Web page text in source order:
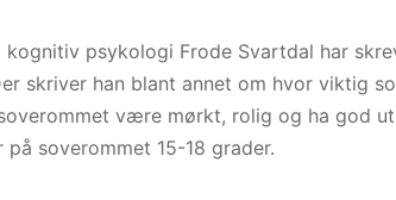
kognitiv psykologi Frode Svartdal har
skriver han blant annet om hvor viktig
være mørkt, rolig og ha god
på soverommet 15-18 grader.